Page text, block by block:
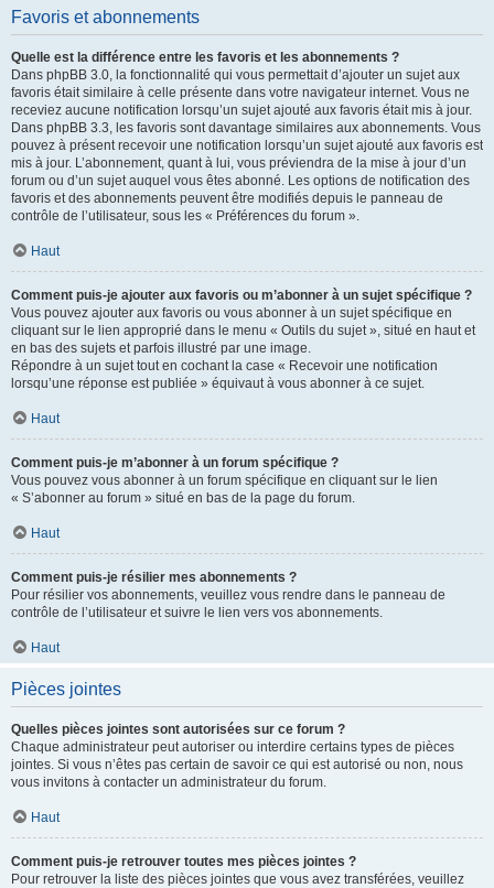
Favoris et abonnements
Quelle est la différence entre les favoris et les abonnements ?
Dans phpBB 3.0, la fonctionnalité qui vous permettait d’ajouter un sujet aux
favoris était similaire à celle présente dans votre navigateur internet. Vous ne
receviez aucune notification lorsqu’un sujet ajouté aux favoris était mis à jour.
Dans phpBB 3.3, les favoris sont davantage similaires aux abonnements. Vous
pouvez à présent recevoir une notification lorsqu’un sujet ajouté aux favoris est
mis à jour. L’abonnement, quant à lui, vous préviendra de la mise à jour d’un
forum ou d’un sujet auquel vous êtes abonné. Les options de notification des
favoris et des abonnements peuvent être modifiés depuis le panneau de
contrôle de l’utilisateur, sous les « Préférences du forum ».
Haut
Comment puis-je ajouter aux favoris ou m’abonner à un sujet spécifique ?
Vous pouvez ajouter aux favoris ou vous abonner à un sujet spécifique en
cliquant sur le lien approprié dans le menu « Outils du sujet », situé en haut et
en bas des sujets et parfois illustré par une image.
Répondre à un sujet tout en cochant la case « Recevoir une notification
lorsqu’une réponse est publiée » équivaut à vous abonner à ce sujet.
Haut
Comment puis-je m’abonner à un forum spécifique ?
Vous pouvez vous abonner à un forum spécifique en cliquant sur le lien
« S’abonner au forum » situé en bas de la page du forum.
Haut
Comment puis-je résilier mes abonnements ?
Pour résilier vos abonnements, veuillez vous rendre dans le panneau de
contrôle de l’utilisateur et suivre le lien vers vos abonnements.
Haut
Pièces jointes
Quelles pièces jointes sont autorisées sur ce forum ?
Chaque administrateur peut autoriser ou interdire certains types de pièces
jointes. Si vous n’êtes pas certain de savoir ce qui est autorisé ou non, nous
vous invitons à contacter un administrateur du forum.
Haut
Comment puis-je retrouver toutes mes pièces jointes ?
Pour retrouver la liste des pièces jointes que vous avez transférées, veuillez